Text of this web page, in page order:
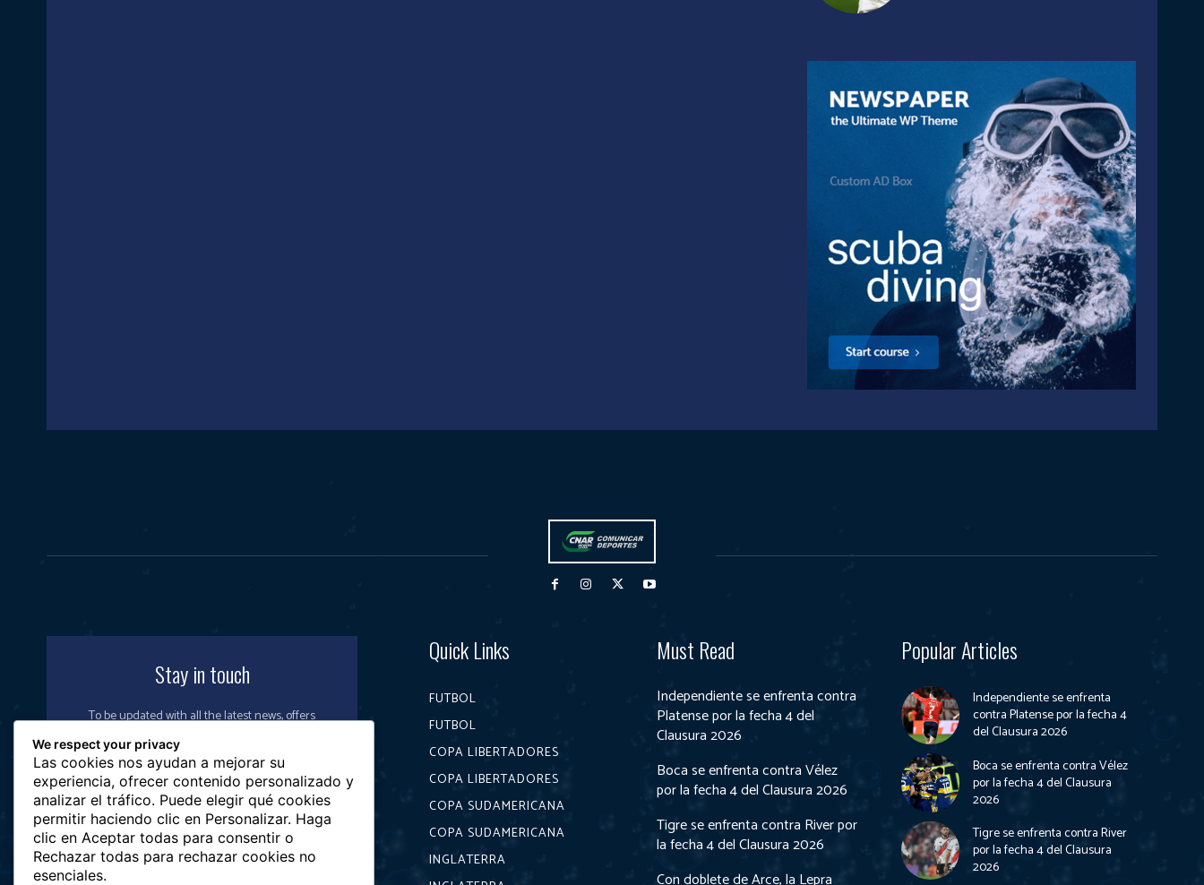
Stay in touch
To be updated with all the latest news, offers
and special announcements.
SIGN UP
Quick Links
FUTBOL
FUTBOL
COPA LIBERTADORES
COPA LIBERTADORES
COPA SUDAMERICANA
COPA SUDAMERICANA
INGLATERRA
Must Read
Independiente se enfrenta contra
Platense por la fecha 4 del
Clausura 2026
Boca se enfrenta contra Vélez
por la fecha 4 del Clausura 2026
Tigre se enfrenta contra River por
la fecha 4 del Clausura 2026
Con doblete de Arce, la Lepra
Popular Articles
Independiente se enfrenta
contra Platense por la fecha 4
del Clausura 2026
Boca se enfrenta contra Vélez
por la fecha 4 del Clausura
2026
Tigre se enfrenta contra River
por la fecha 4 del Clausura
2026
We respect your privacy
Las cookies nos ayudan a mejorar su
experiencia, ofrecer contenido personalizado y
analizar el tráfico. Puede elegir qué cookies
permitir haciendo clic en Personalizar. Haga
clic en Aceptar todas para consentir o
Rechazar todas para rechazar cookies no
esenciales.